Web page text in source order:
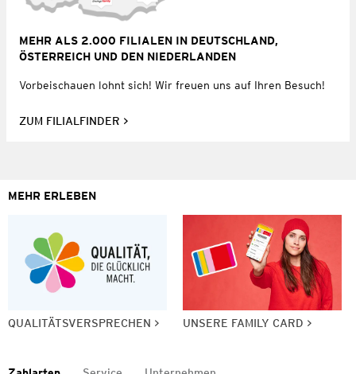
MEHR ALS 2.000 FILIALEN IN DEUTSCHLAND,
ÖSTERREICH UND DEN NIEDERLANDEN
Vorbeischauen lohnt sich! Wir freuen uns auf Ihren Besuch!
ZUM FILIALFINDER
MEHR ERLEBEN
QUALITÄTSVERSPRECHEN UNSERE FAMILY CARD